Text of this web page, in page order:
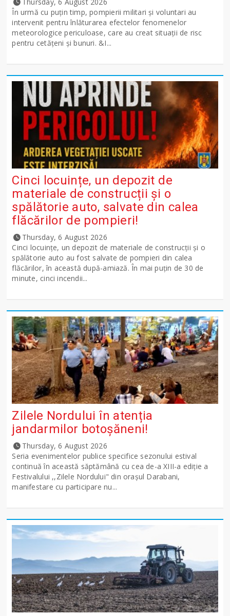
În urmă cu puțin timp, pompierii militari și voluntari au
intervenit pentru înlăturarea efectelor fenomenelor
meteorologice periculoase, care au creat situații de risc
pentru cetățeni și bunuri. &I...
Cinci locuințe, un depozit de
materiale de construcții și o
spălătorie auto, salvate din calea
flăcărilor de pompieri!
Thursday, 6 August 2026
Cinci locuințe, un depozit de materiale de construcții și o
spălătorie auto au fost salvate de pompieri din calea
flăcărilor, în această după-amiază. În mai puțin de 30 de
minute, cinci incendii...
Zilele Nordului în atenția
jandarmilor botoșăneni!
Thursday, 6 August 2026
Seria evenimentelor publice specifice sezonului estival
continuă în această săptămână cu cea de-a XIII-a ediție a
Festivalului ,,Zilele Nordului" din orașul Darabani,
manifestare cu participare nu...